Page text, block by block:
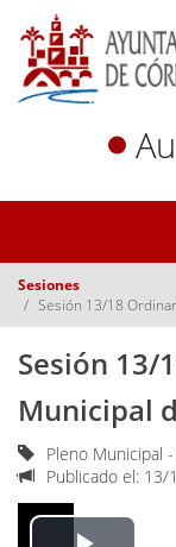
Sesiones
Sesión 13/18
Sesión 13/
Municipal
Pleno Municipal
Publicado el: